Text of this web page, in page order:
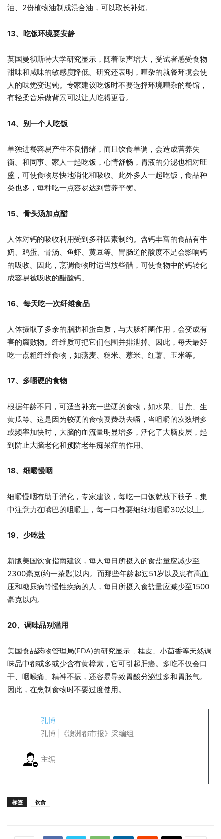
油、2份植物油制成混合油，可以取长补短。
13、吃饭环境要安静
英国曼彻斯特大学研究显示，随着噪声增大，受试者感受食物
甜味和咸味的敏感度降低。研究还表明，嘈杂的就餐环境会使
人的味觉变迟钝。专家建议吃饭时不要选择环境嘈杂的餐馆，
有轻柔音乐做背景可以让人吃得更香。
14、别一个人吃饭
单独进餐容易产生不良情绪，而且饮食单调，会造成营养失
衡。和同事、家人一起吃饭，心情舒畅，胃液的分泌也相对旺
盛，可使食物尽快地消化和吸收。此外多人一起吃饭，食品种
类也多，每种吃一点容易达到营养平衡。
15、骨头汤加点醋
人体对钙的吸收利用受到多种因素制约。含钙丰富的食品有牛
奶、鸡蛋、骨汤、鱼虾、黄豆等。胃肠道的酸度不足会影响钙
的吸收。因此，烹调食物时适当放些醋，可使食物中的钙转化
成容易被吸收的醋酸钙。
16、每天吃一次纤维食品
人体摄取了多余的脂肪和蛋白质，与大肠杆菌作用，会变成有
害的腐败物。纤维质可把它们包围并排泄掉。因此，每天最好
吃一点粗纤维食物，如燕麦、糙米、薏米、红薯、玉米等。
17、多嚼硬的食物
根据年龄不同，可适当补充一些硬的食物，如水果、甘蔗、生
黄瓜等。这是因为较硬的食物要费劲去嚼，当咀嚼的次数增多
或频率加快时，大脑的血流量明显增多，活化了大脑皮层，起
到防止大脑老化和预防老年痴呆症的作用。
18、细嚼慢咽
细嚼慢咽有助于消化，专家建议，每吃一口饭就放下筷子，集
中注意力在嘴巴的咀嚼上，每一口都要细细地咀嚼30次以上。
19、少吃盐
新版美国饮食指南建议，每人每日所摄入的食盐量应减少至
2300毫克(约一茶匙)以内。而那些年龄超过51岁以及患有高血
压和糖尿病等慢性疾病的人，每日所摄入食盐量应减少至1500
毫克以内。
20、调味品别滥用
美国食品药物管理局(FDA)的研究显示，桂皮、小茴香等天然调
味品中都或多或少含有黄樟素，它可引起肝癌。多吃不仅会口
干、咽喉痛、精神不振，还容易导致胃酸分泌过多和胃胀气。
因此，在烹制食物时不要过度使用。
孔博
孔博 |《澳洲都市报》采编组
主编
标签 饮食